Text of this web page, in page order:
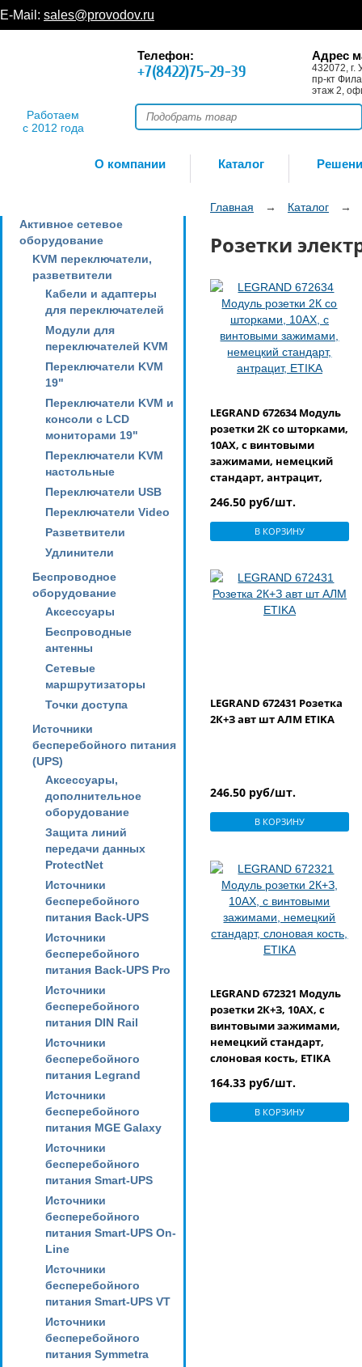
E-Mail: sales@provodov.ru
Работаем
с 2012 года
Телефон:
+7(8422)75-29-39
Адрес
432072, г.
пр-кт
этаж 2,
О компании Каталог
Активное сетевое
оборудование
KVM переключатели,
разветвители
Кабели и адаптеры
для переключателей
Модули для
переключателей KVM
Переключатели KVM
19"
Переключатели KVM и
консоли с LCD
мониторами 19"
Переключатели KVM
настольные
Переключатели USB
Переключатели Video
Разветвители
Удлинители
Беспроводное
оборудование
Аксессуары
Беспроводные
антенны
Сетевые
маршрутизаторы
Точки доступа
Источники
бесперебойного питания
(UPS)
Аксессуары,
дополнительное
оборудование
Защита линий
передачи данных
ProtectNet
Источники
бесперебойного
питания Back-UPS
Источники
бесперебойного
питания Back-UPS Pro
Источники
бесперебойного
питания DIN Rail
Источники
бесперебойного
питания Legrand
Источники
бесперебойного
питания MGE Galaxy
Источники
бесперебойного
питания Smart-UPS
Источники
бесперебойного
питания Smart-UPS On-
Line
Источники
бесперебойного
питания Smart-UPS VT
Источники
бесперебойного
питания Symmetra
Главная → Каталог →
Розетки
LEGRAND 672634 Модуль
розетки 2К со шторками,
10AX, с винтовыми
зажимами, немецкий
стандарт, антрацит,
246.50 руб/шт.
В КОРЗИНУ
LEGRAND 672431 Розетка
2К+З авт шт АЛМ ETIKA
246.50 руб/шт.
В КОРЗИНУ
LEGRAND 672321 Модуль
розетки 2К+З, 10AX, с
винтовыми зажимами,
немецкий стандарт,
слоновая кость, ETIKA
164.33 руб/шт.
В КОРЗИНУ